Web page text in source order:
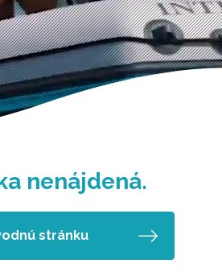
nenájdená.
stránku